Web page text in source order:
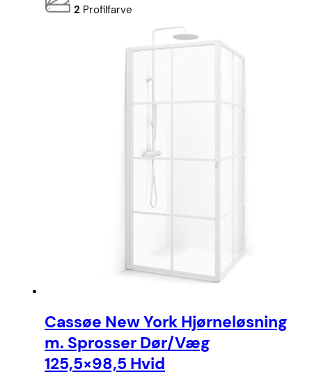
2 Profilfarve
Cassøe New York Hjørneløsning
m. Sprosser Dør/Væg
125,5×98,5 Hvid